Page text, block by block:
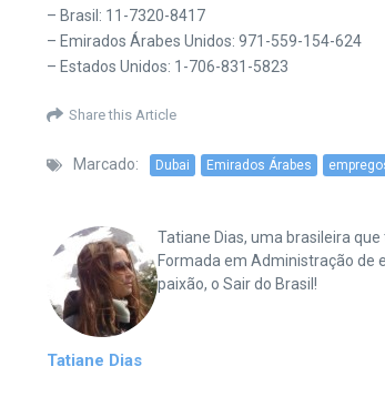
– Brasil: 11-7320-8417
– Emirados Árabes Unidos: 971-559-154-624
– Estados Unidos: 1-706-831-5823
Share this Article
Marcado: Dubai Emirados Árabes
Tatiane Dias
Tatiane Dias, uma brasileira
Formada em Administração de
paixão, o Sair do Brasil!